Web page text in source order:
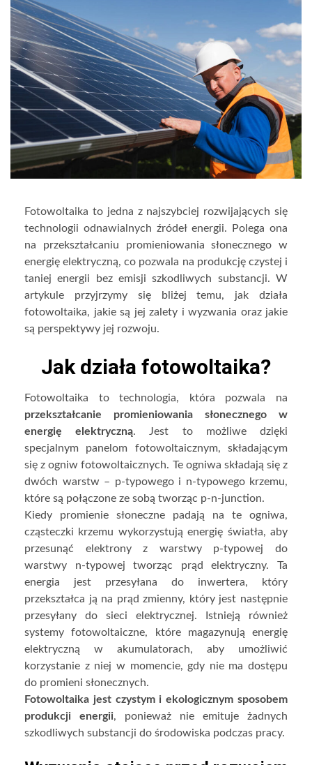
Fotowoltaika to jedna z najszybciej rozwijających się
technologii odnawialnych źródeł energii. Polega ona
na przekształcaniu promieniowania słonecznego w
energię elektryczną, co pozwala na produkcję czystej i
taniej energii bez emisji szkodliwych substancji. W
artykule przyjrzymy się bliżej temu, jak działa
fotowoltaika, jakie są jej zalety i wyzwania oraz jakie
są perspektywy jej rozwoju.
Jak działa fotowoltaika?
Fotowoltaika to technologia, która pozwala na
przekształcanie promieniowania słonecznego w
energię elektryczną. Jest to możliwe dzięki
specjalnym panelom fotowoltaicznym, składającym
się z ogniw fotowoltaicznych. Te ogniwa składają się z
dwóch warstw – p-typowego i n-typowego krzemu,
które są połączone ze sobą tworząc p-n-junction.
Kiedy promienie słoneczne padają na te ogniwa,
cząsteczki krzemu wykorzystują energię światła, aby
przesunąć elektrony z warstwy p-typowej do
warstwy n-typowej tworząc prąd elektryczny. Ta
energia jest przesyłana do inwertera, który
przekształca ją na prąd zmienny, który jest następnie
przesyłany do sieci elektrycznej. Istnieją również
systemy fotowoltaiczne, które magazynują energię
elektryczną w akumulatorach, aby umożliwić
korzystanie z niej w momencie, gdy nie ma dostępu
do promieni słonecznych.
Fotowoltaika jest czystym i ekologicznym sposobem
produkcji energii, ponieważ nie emituje żadnych
szkodliwych substancji do środowiska podczas pracy.